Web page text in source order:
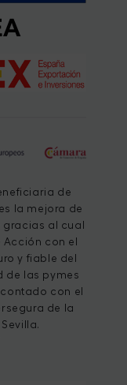
de
la mejora de
gracias al cual
con el
y fiable del
de las pymes
con el
de la